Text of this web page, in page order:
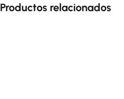
Productos relacionados